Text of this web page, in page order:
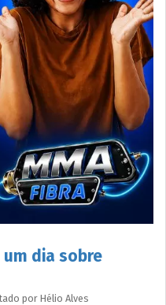
dia sobre
porHélio Alves